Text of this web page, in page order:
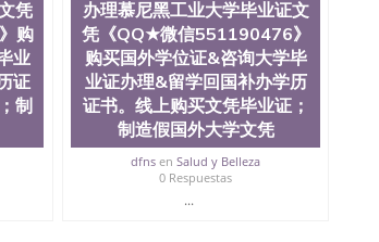
要交定金吗QQ微信551190476办国外可
学士学位证书查询机构QQ微信
QQ微信551190476海外文凭认证办理QQ
“圣荷西州立大学”）成立于1857年，简
一。位于圣何塞市San Jose中心，占地
极高的就业率，全美名列前茅的毕业薪
杂志评选为全美50强公立综合性大学，
一所在世界上享有学术地位、声誉、实
心代表。其计算机系与会计系更是在当
的世界硅谷中心得到工作机会。许多硅
无论是加州大学系统(UC)，还是加州
凭
购
业
证
制
办理慕尼黑工业大学毕业证文
凭《QQ★微信551190476》
购买国外学位证&咨询大学毕
业证办理&留学回国补办学历
证书。线上购买文凭毕业证；
制造假国外大学文凭
dfns enSalud y Belleza
0 Respuestas
...